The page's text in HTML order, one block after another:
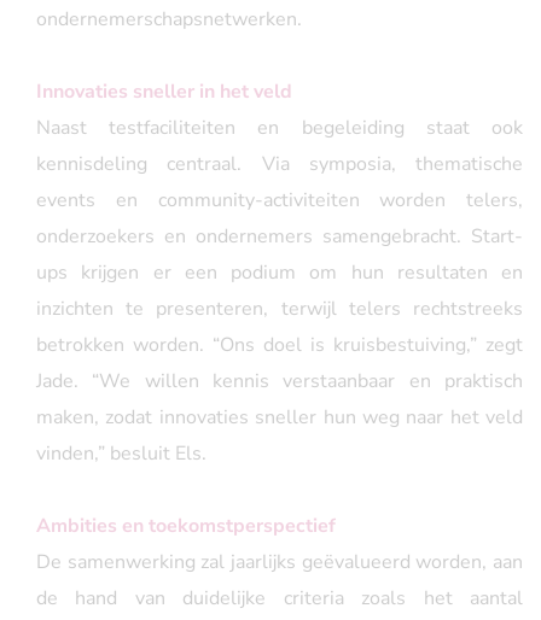
ondernemerschapsnetwerken.
Innovaties sneller in het veld
Naast testfaciliteiten en begeleiding staat ook
kennisdeling centraal. Via symposia, thematische
events en community-activiteiten worden telers,
onderzoekers en ondernemers samengebracht. Start-
ups krijgen er een podium om hun resultaten en
inzichten te presenteren, terwijl telers rechtstreeks
betrokken worden. “Ons doel is kruisbestuiving,” zegt
Jade. “We willen kennis verstaanbaar en praktisch
maken, zodat innovaties sneller hun weg naar het veld
vinden,” besluit Els.
Ambities en toekomstperspectief
De samenwerking zal jaarlijks geëvalueerd worden, aan
de hand van duidelijke criteria zoals het aantal